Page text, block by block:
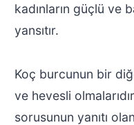
kadınların güçlü ve
yansıtır.
Koç burcunun bir
ve hevesli
sorusunun yanıtı